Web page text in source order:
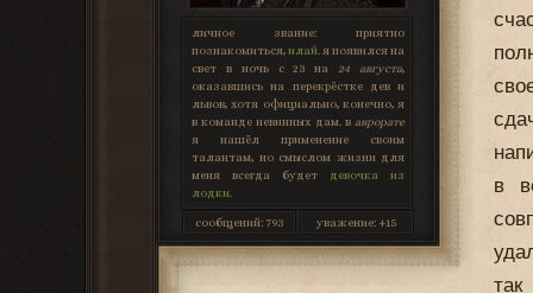
личное звание: приятно
познакомиться,илай . я появился на
свет в ночь с 23 на
24 августа,
оказавшись на перекрёстке дев и
львов, хотя официально, конечно, я
в команде невинных дам. в аврорате
я нашёл применение своим
талантам, но смыслом жизни для
меня всегда будет девочка из
лодки
сообщений:793 уважение: +15
в
так